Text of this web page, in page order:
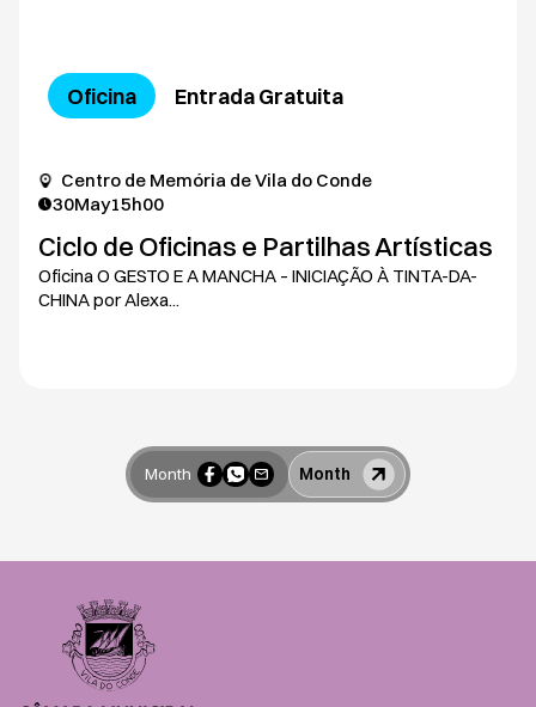
Oficina Entrada Gratuita
Centro de Memória de Vila do Conde
30May15h00
Ciclo de Oficinas e Partilhas Artísticas
Oficina O GESTO E A MANCHA – INICIAÇÃO À TINTA-DA-
CHINA por Alexa...
Month Month